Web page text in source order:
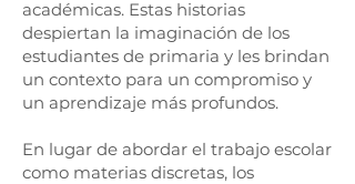
académicas. Estas historias
despiertan la imaginación de los
estudiantes de primaria y les brindan
un contexto para un compromiso y
un aprendizaje más profundos.
En lugar de abordar el trabajo escolar
como materias discretas, los